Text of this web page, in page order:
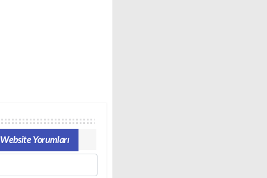
Website Yorumları